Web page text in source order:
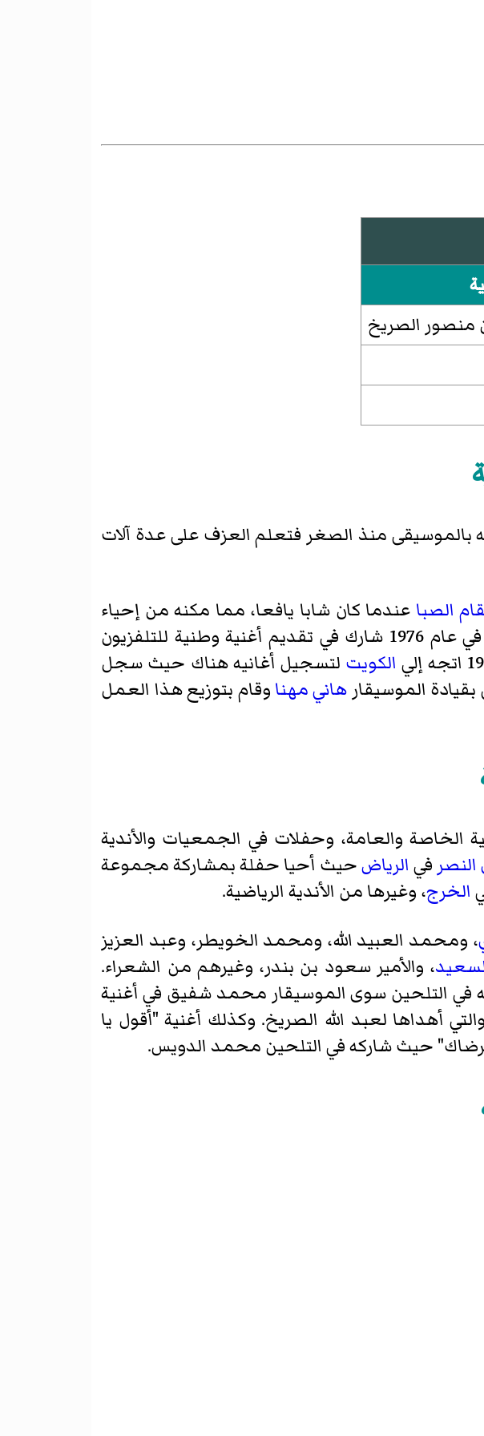
منصور الصريخ
بالموسيقى منذ الصغر فتعلم العزف على عدة آلات
الصبا عندما كان شابا يافعا، مما مكنه من إحياء
وغيرها. في عام 1976 شارك في تقديم أغنية وطنية للتلفزيون
الكويت لتسجيل أغانيه هناك حيث سجل
الموسيقار هاني مهنا وقام بتوزيع هذا العمل
الخاصة والعامة، وحفلات في الجمعيات والأندية
النصر في الرياضحيث أحيا حفلة بمشاركة مجموعة
الخرج، وغيرها من الأندية الرياضية.
، ومحمد العبيد الله، ومحمد الخويطر، وعبد العزيز
، والأمير سعود بن بندر، وغيرهم من الشعراء.
في التلحين سوى الموسيقار محمد شفيق في أغنية
أهداها لعبد الله الصريخ. وكذلك أغنية "أقول يا
برضاك" حيث شاركه في التلحين محمد الدويس.